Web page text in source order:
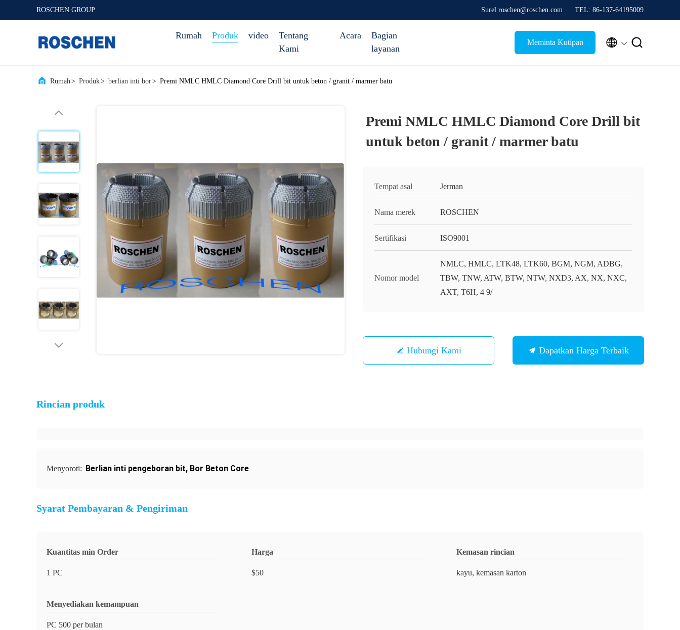
ROSCHEN GROUP Surel roschen@roschen.com TEL: 86-137-64195009
Rumah Produk video
Tentang
Kami
Acara
Bagian
layanan
Meminta Kutipan  
Rumah> Produk> berlian inti bor> Premi NMLC HMLC Diamond Core Drill bit untuk beton / granit / marmer batu
Premi NMLC HMLC Diamond Core Drill bit
untuk beton / granit / marmer batu
Tempat asal Jerman
Nama merek ROSCHEN
Sertifikasi ISO9001
Nomor model
NMLC, HMLC, LTK48, LTK60, BGM, NGM, ADBG,
TBW, TNW, ATW, BTW, NTW, NXD3, AX, NX, NXC,
AXT, T6H, 4 9/
Hubungi Kami Dapatkan Harga Terbaik
Rincian produk
Menyoroti: Berlian inti pengeboran bit, Bor Beton Core
Syarat Pembayaran & Pengiriman
Kuantitas min Order
1 PC
Harga
$50
Kemasan rincian
kayu, kemasan karton
Menyediakan kemampuan
PC 500 per bulan